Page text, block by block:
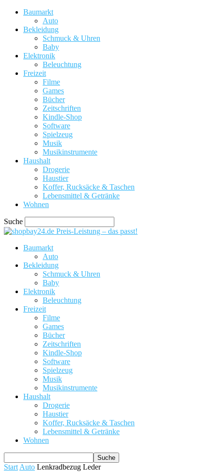
Baumarkt
Auto
Bekleidung
Schmuck & Uhren
Baby
Elektronik
Beleuchtung
Freizeit
Filme
Games
Bücher
Zeitschriften
Kindle-Shop
Software
Spielzeug
Musik
Musikinstrumente
Haushalt
Drogerie
Haustier
Koffer, Rucksäcke & Taschen
Lebensmittel & Getränke
Wohnen
Suche
Preis-Leistung – das passt!
Baumarkt
Auto
Bekleidung
Schmuck & Uhren
Baby
Elektronik
Beleuchtung
Freizeit
Filme
Games
Bücher
Zeitschriften
Kindle-Shop
Software
Spielzeug
Musik
Musikinstrumente
Haushalt
Drogerie
Haustier
Koffer, Rucksäcke & Taschen
Lebensmittel & Getränke
Wohnen
Start Auto Lenkradbezug Leder